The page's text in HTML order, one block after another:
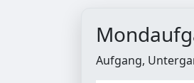
Aufgang,